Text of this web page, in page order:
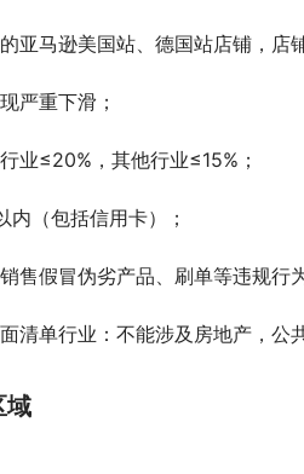
亚马逊美国站、德国站店铺，店
严重下滑；
业≤20%，其他行业≤15%；
（包括信用卡）；
售假冒伪劣产品、刷单等违规行
清单行业：不能涉及房地产，公
域